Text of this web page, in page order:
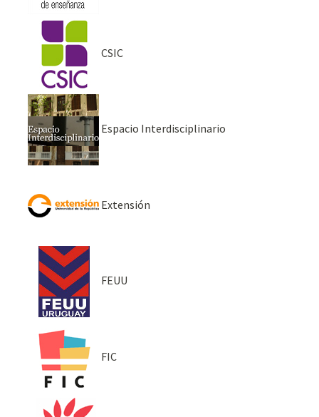
CSIC
Espacio Interdisciplinario
Extensión
FEUU
FIC